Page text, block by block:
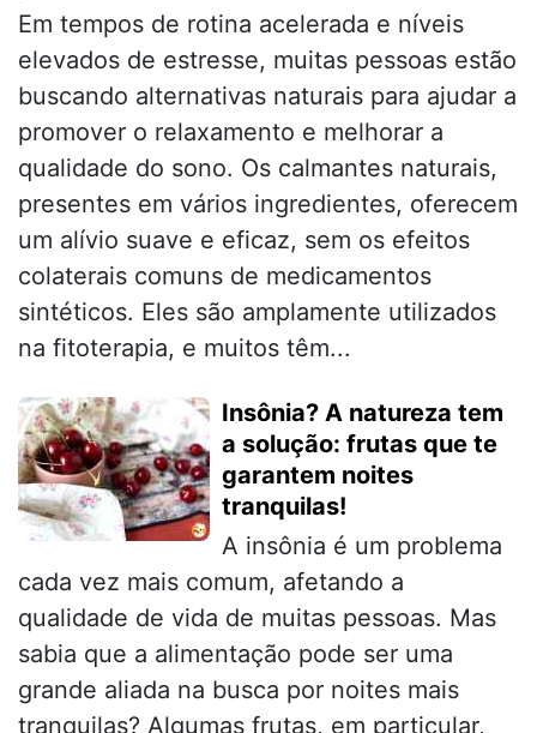
Em tempos de rotina acelerada e níveis
elevados de estresse, muitas pessoas estão
buscando alternativas naturais para ajudar a
promover o relaxamento e melhorar a
qualidade do sono. Os calmantes naturais,
presentes em vários ingredientes, oferecem
um alívio suave e eficaz, sem os efeitos
colaterais comuns de medicamentos
sintéticos. Eles são amplamente utilizados
na fitoterapia, e muitos têm...
Insônia? A natureza tem
a solução: frutas que te
garantem noites
tranquilas!
A insônia é um problema
cada vez mais comum, afetando a
qualidade de vida de muitas pessoas. Mas
sabia que a alimentação pode ser uma
grande aliada na busca por noites mais
tranquilas? Algumas frutas, em particular,